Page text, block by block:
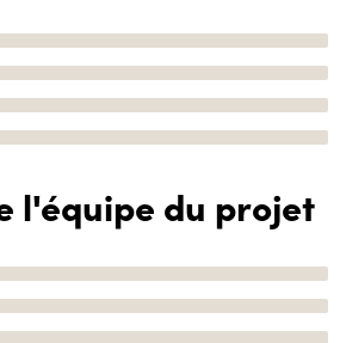
l'équipe du projet